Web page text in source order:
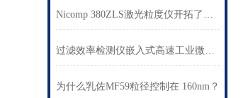
Nicomp 380ZLS激光粒度仪开拓了宽分布颗粒测试的新领域
过滤效率检测仪嵌入式高速工业微电脑控制
为什么乳佐MF59粒径控制在 160nm？